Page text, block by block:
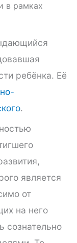
в рамках
ребёнка. Её
.
является
от
на него
сознательно